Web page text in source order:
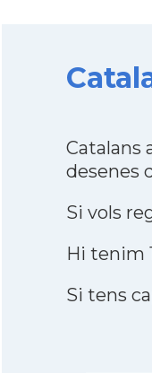
Catalans
desenes
Si vols
Hi tenim
Si tens